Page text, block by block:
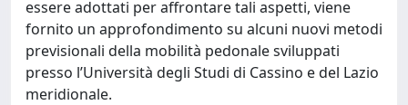
essere adottati per affrontare tali aspetti, viene
fornito un approfondimento su alcuni nuovi metodi
previsionali della mobilità pedonale sviluppati
presso l’Università degli Studi di Cassino e del Lazio
meridionale.